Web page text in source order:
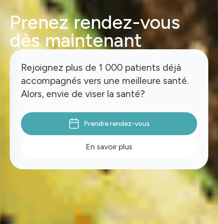
Prenez rendez-vous
dès maintenant
Rejoignez plus de 1 000 patients déjà
accompagnés vers une meilleure santé.
Alors, envie de viser la santé?
Prendre rendez-vous
En savoir plus